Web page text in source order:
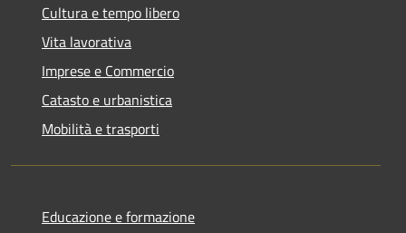
Cultura e tempo libero
Vita lavorativa
Imprese e Commercio
Catasto e urbanistica
Mobilità e trasporti
Educazione e formazione